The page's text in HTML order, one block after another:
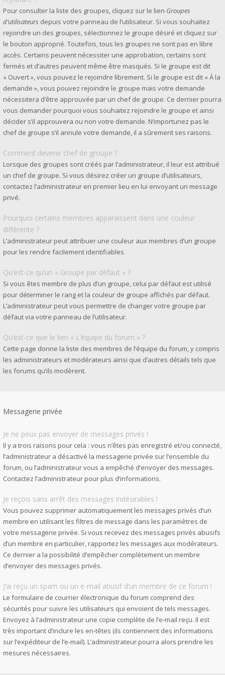
Pour consulter la liste des groupes, cliquez sur le lien Groupes
d’utilisateurs depuis votre panneau de l’utilisateur. Si vous souhaitez
rejoindre un des groupes, sélectionnez le groupe désiré et cliquez sur
le bouton approprié. Toutefois, tous les groupes ne sont pas en libre
accès. Certains peuvent nécessiter une approbation, certains sont
fermés et d’autres peuvent même être masqués. Si le groupe est dit
« Ouvert », vous pouvez le rejoindre librement. Si le groupe est dit « À la
demande », vous pouvez rejoindre le groupe mais votre demande
nécessitera d’être approuvée par un chef de groupe. Ce dernier pourra
vous demander pourquoi vous souhaitez rejoindre le groupe et ainsi
décider s’il approuvera ou non votre demande. N’importunez pas le
chef de groupe s’il annule votre demande, il a sûrement ses raisons.
Comment devenir chef de groupe ?
Lorsque des groupes sont créés par l’administrateur, il leur est attribué
un chef de groupe. Si vous désirez créer un groupe d’utilisateurs,
contactez l’administrateur en premier lieu en lui envoyant un message
privé.
Pourquoi certains membres apparaissent dans une couleur
différente ?
L’administrateur peut attribuer une couleur aux membres d’un groupe
pour les rendre facilement identifiables.
Qu’est-ce qu’un « Groupe par défaut » ?
Si vous êtes membre de plus d’un groupe, celui par défaut est utilisé
pour déterminer le rang et la couleur de groupe affichés par défaut.
L’administrateur peut vous permettre de changer votre groupe par
défaut via votre panneau de l’utilisateur.
Qu’est-ce que le lien « L’équipe du forum » ?
Cette page donne la liste des membres de l’équipe du forum, y compris
les administrateurs et modérateurs ainsi que d’autres détails tels que
les forums qu’ils modèrent.
Messagerie privée
Je ne peux pas envoyer de messages privés !
Il y a trois raisons pour cela : vous n’êtes pas enregistré et/ou connecté,
l’administrateur a désactivé la messagerie privée sur l’ensemble du
forum, ou l’administrateur vous a empêché d’envoyer des messages.
Contactez l’administrateur pour plus d’informations.
Je reçois sans arrêt des messages indésirables !
Vous pouvez supprimer automatiquement les messages privés d’un
membre en utilisant les filtres de message dans les paramètres de
votre messagerie privée. Si vous recevez des messages privés abusifs
d’un membre en particulier, rapportez les messages aux modérateurs.
Ce dernier a la possibilité d’empêcher complètement un membre
d’envoyer des messages privés.
J’ai reçu un spam ou un e-mail abusif d’un membre de ce forum !
Le formulaire de courrier électronique du forum comprend des
sécurités pour suivre les utilisateurs qui envoient de tels messages.
Envoyez à l’administrateur une copie complète de l’e-mail reçu. Il est
très important d’inclure les en-têtes (ils contiennent des informations
sur l’expéditeur de l’e-mail). L’administrateur pourra alors prendre les
mesures nécessaires.